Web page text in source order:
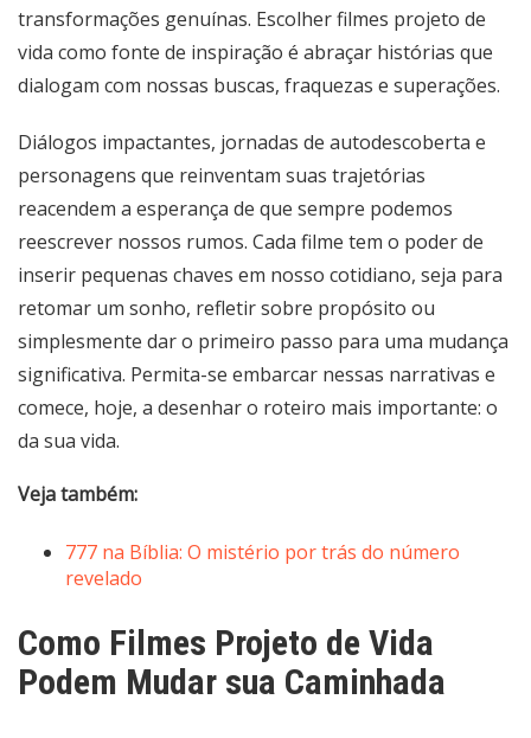
transformações genuínas. Escolher filmes projeto de
vida como fonte de inspiração é abraçar histórias que
dialogam com nossas buscas, fraquezas e superações.
Diálogos impactantes, jornadas de autodescoberta e
personagens que reinventam suas trajetórias
reacendem a esperança de que sempre podemos
reescrever nossos rumos. Cada filme tem o poder de
inserir pequenas chaves em nosso cotidiano, seja para
retomar um sonho, refletir sobre propósito ou
simplesmente dar o primeiro passo para uma mudança
significativa. Permita-se embarcar nessas narrativas e
comece, hoje, a desenhar o roteiro mais importante: o
da sua vida.
Veja também:
777 na Bíblia: O mistério por trás do número
revelado
Como Filmes Projeto de Vida
Podem Mudar sua Caminhada